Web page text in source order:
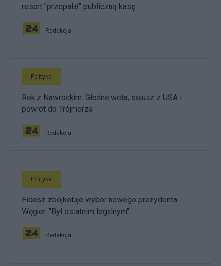
resort "przepalał" publiczną kasę
Redakcja
Polityka
Rok z Nawrockim. Głośne weta, sojusz z USA i
powrót do Trójmorza
Redakcja
Polityka
Fidesz zbojkotuje wybór nowego prezydenta
Węgier. "Był ostatnim legalnym"
Redakcja